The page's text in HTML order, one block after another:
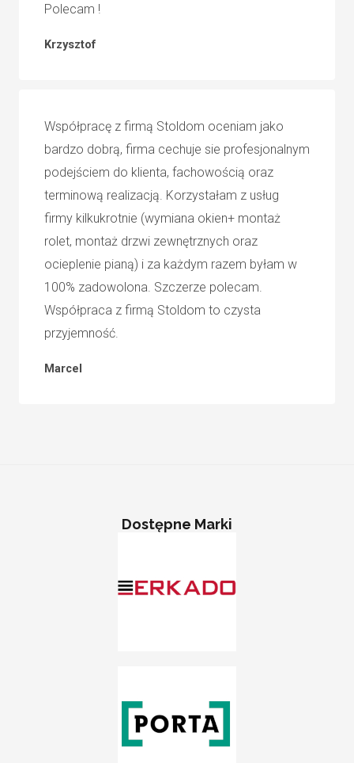
Polecam !
Krzysztof
Współpracę z firmą Stoldom oceniam jako
bardzo dobrą, firma cechuje sie profesjonalnym
podejściem do klienta, fachowością oraz
terminową realizacją. Korzystałam z usług
firmy kilkukrotnie (wymiana okien+ montaż
rolet, montaż drzwi zewnętrznych oraz
ocieplenie pianą) i za każdym razem byłam w
100% zadowolona. Szczerze polecam.
Współpraca z firmą Stoldom to czysta
przyjemność.
Marcel
Dostępne Marki